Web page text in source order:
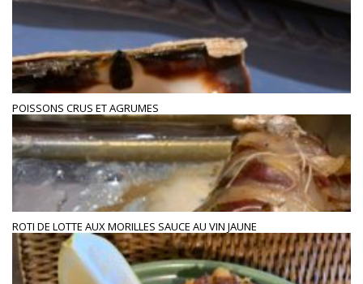
POISSONS CRUS ET AGRUMES
ROTI DE LOTTE AUX MORILLES SAUCE AU VIN JAUNE